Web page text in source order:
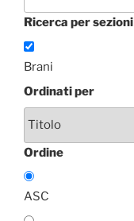
Ricerca per sezioni
Brani
Ordinati per
Ordine
ASC